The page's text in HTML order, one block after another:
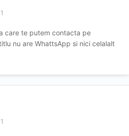
care te putem contacta pe
nu are WhattsApp si nici celalalt